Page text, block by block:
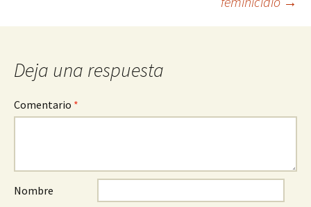
entrada
Deja una respuesta
Comentario *
Nombre